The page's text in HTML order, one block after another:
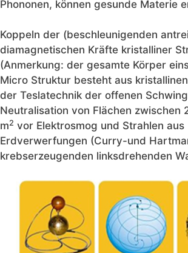
Phononen, können gesunde Materie
Koppeln der (beschleunigenden
diamagnetischen Kräfte kristalliner
(Anmerkung: der gesamte Körper
Micro Struktur besteht aus
der Teslatechnik der offenen
Neutralisation von Flächen zwischen
m2 vor Elektrosmog und Strahlen aus
Erdverwerfungen (Curry-und
krebserzeugenden linksdrehenden